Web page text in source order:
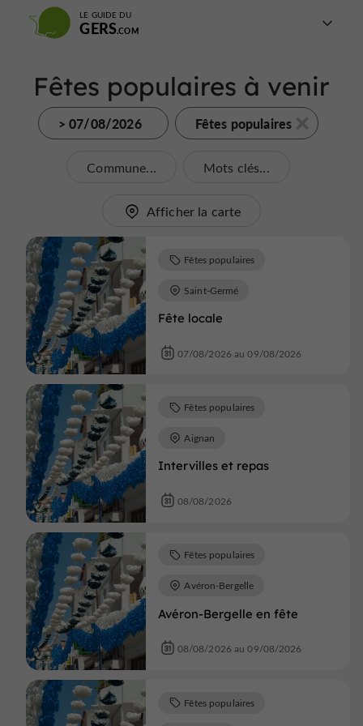
LE GUIDE DU
GERS
Fêtes populaires à venir
> 07/08/2026 Fêtes populaires
Commune... Mots clés...
Afficher la carte
Fête locale
Fêtes populaires
Saint-Germé
07/08/2026 au 09/08/2026
Intervilles et repas
Fêtes populaires
Aignan
08/08/2026
Avéron-Bergelle en fête
Fêtes populaires
Avéron-Bergelle
08/08/2026 au 09/08/2026
Fêtes populaires